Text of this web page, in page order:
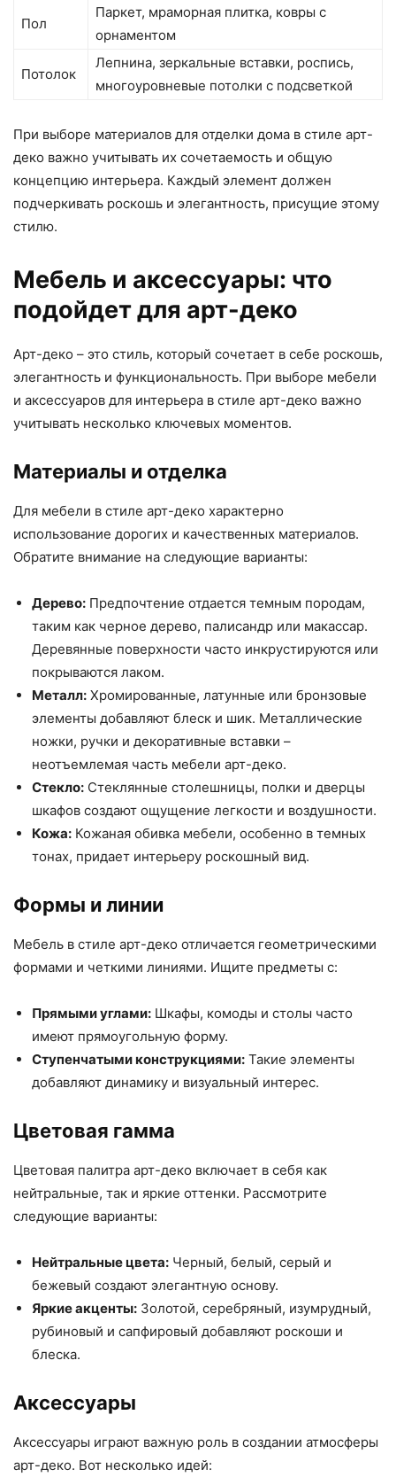
Пол
Паркет, мраморная плитка, ковры с
орнаментом
Потолок
Лепнина, зеркальные вставки, роспись,
многоуровневые потолки с подсветкой
При выборе материалов для отделки дома в стиле арт-
деко важно учитывать их сочетаемость и общую
концепцию интерьера. Каждый элемент должен
подчеркивать роскошь и элегантность, присущие этому
стилю.
Мебель и аксессуары: что
подойдет для арт-деко
Арт-деко – это стиль, который сочетает в себе роскошь,
элегантность и функциональность. При выборе мебели
и аксессуаров для интерьера в стиле арт-деко важно
учитывать несколько ключевых моментов.
Материалы и отделка
Для мебели в стиле арт-деко характерно
использование дорогих и качественных материалов.
Обратите внимание на следующие варианты:
Дерево: Предпочтение отдается темным породам,
таким как черное дерево, палисандр или макассар.
Деревянные поверхности часто инкрустируются или
покрываются лаком.
Металл: Хромированные, латунные или бронзовые
элементы добавляют блеск и шик. Металлические
ножки, ручки и декоративные вставки –
неотъемлемая часть мебели арт-деко.
Стекло: Стеклянные столешницы, полки и дверцы
шкафов создают ощущение легкости и воздушности.
Кожа: Кожаная обивка мебели, особенно в темных
тонах, придает интерьеру роскошный вид.
Формы и линии
Мебель в стиле арт-деко отличается геометрическими
формами и четкими линиями. Ищите предметы с:
Прямыми углами: Шкафы, комоды и столы часто
имеют прямоугольную форму.
Ступенчатыми конструкциями: Такие элементы
добавляют динамику и визуальный интерес.
Цветовая гамма
Цветовая палитра арт-деко включает в себя как
нейтральные, так и яркие оттенки. Рассмотрите
следующие варианты:
Нейтральные цвета: Черный, белый, серый и
бежевый создают элегантную основу.
Яркие акценты: Золотой, серебряный, изумрудный,
рубиновый и сапфировый добавляют роскоши и
блеска.
Аксессуары
Аксессуары играют важную роль в создании атмосферы
арт-деко. Вот несколько идей: